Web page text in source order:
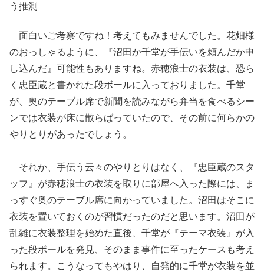
う推測
面白いご考察ですね！考えてもみませんでした。花畑様
のおっしゃるように、『沼田か千堂が手伝いを頼んだか申
し込んだ』可能性もありますね。赤穂浪士の衣装は、恐ら
く忠臣蔵と書かれた段ボールに入っておりました。千堂
が、奥のテーブル席で新聞を読みながら弁当を食べるシー
ンでは衣装が床に散らばっていたので、その前に何らかの
やりとりがあったでしょう。
それか、手伝う云々のやりとりはなく、『忠臣蔵のスタ
ッフ』が赤穂浪士の衣装を取りに部屋へ入った際には、ま
っすぐ奥のテーブル席に向かっていました。沼田はそこに
衣装を置いておくのが習慣だったのだと思います。沼田が
乱雑に衣装整理を始めた直後、千堂が『テーマ衣装』が入
った段ボールを発見、そのまま事件に至ったケースも考え
られます。こうなってもやはり、自発的に千堂が衣装を並